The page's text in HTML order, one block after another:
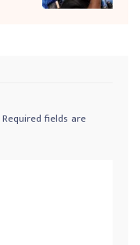
Required fields are